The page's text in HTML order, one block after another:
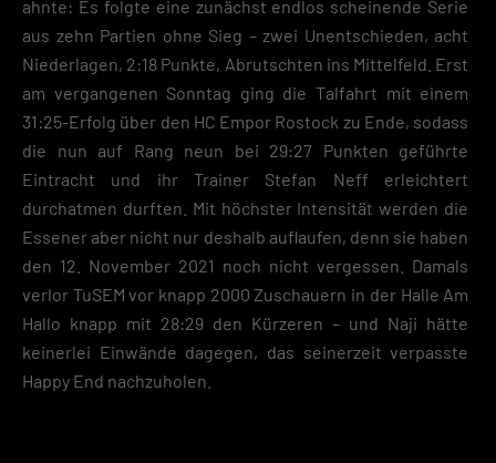
ahnte: Es folgte eine zunächst endlos scheinende Serie
aus zehn Partien ohne Sieg – zwei Unentschieden, acht
Niederlagen, 2:18 Punkte, Abrutschten ins Mittelfeld. Erst
am vergangenen Sonntag ging die Talfahrt mit einem
31:25-Erfolg über den HC Empor Rostock zu Ende, sodass
die nun auf Rang neun bei 29:27 Punkten geführte
Eintracht und ihr Trainer Stefan Neff erleichtert
durchatmen durften. Mit höchster Intensität werden die
Essener aber nicht nur deshalb auflaufen, denn sie haben
den 12. November 2021 noch nicht vergessen. Damals
verlor TuSEM vor knapp 2000 Zuschauern in der Halle Am
Hallo knapp mit 28:29 den Kürzeren – und Naji hätte
keinerlei Einwände dagegen, das seinerzeit verpasste
Happy End nachzuholen.